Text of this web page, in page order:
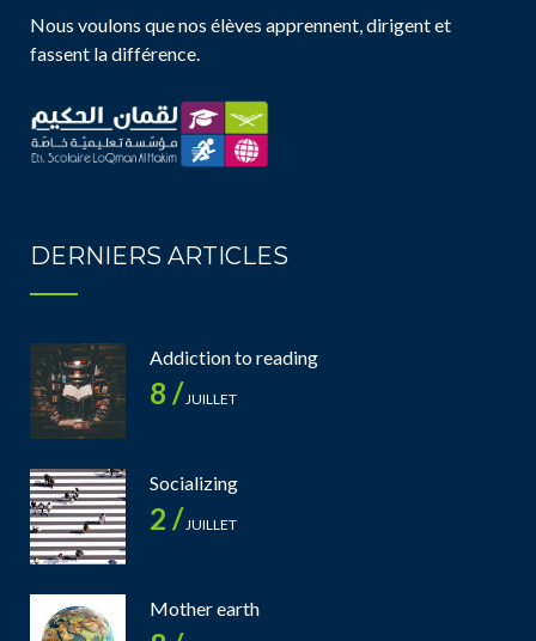
Nous voulons que nos élèves apprennent, dirigent et
fassent la différence.
DERNIERS ARTICLES
Addiction to reading
8 /JUILLET
Socializing
2 /JUILLET
Mother earth